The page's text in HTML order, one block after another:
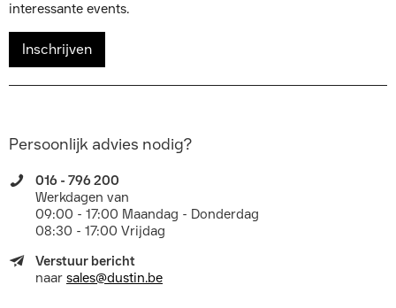
interessante events.
Inschrijven
Persoonlijk advies nodig?
016 - 796 200
Werkdagen van
09:00 - 17:00 Maandag - Donderdag
08:30 - 17:00 Vrijdag
Verstuur bericht
naar sales@dustin.be